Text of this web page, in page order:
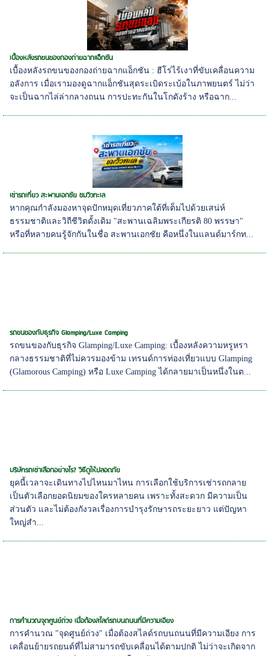
เบื้องหลังรถขนของกองถ่ายฉากแอ็กชัน
เบื้องหลังรถขนของกองถ่ายฉากแอ็กชัน : ฮีโร่ไร้เงาที่ขับเคลื่อนความ
อลังการ เมื่อเรามองดูฉากแอ็กชันสุดระเบิดระเบ้อในภาพยนตร์ ไม่ว่า
จะเป็นฉากไล่ล่ากลางถนน การปะทะกันในโกดังร้าง หรือฉาก...
เช่ารถเที่ยว สะพานเอกชัย ชมวิวทะเล
หากคุณกำลังมองหาจุดปักหมุดเที่ยวภาคใต้ที่เต็มไปด้วยเสน่ห์
ธรรมชาติและวิถีชีวิตดั้งเดิม "สะพานเฉลิมพระเกียรติ 80 พรรษา"
หรือที่หลายคนรู้จักกันในชื่อ สะพานเอกชัย คือหนึ่งในแลนด์มาร์กท...
รถขนของกับธุรกิจ Glamping/Luxe Camping
รถขนของกับธุรกิจ Glamping/Luxe Camping: เบื้องหลังความหรูหรา
กลางธรรมชาติที่ไม่ควรมองข้าม เทรนด์การท่องเที่ยวแบบ Glamping
(Glamorous Camping) หรือ Luxe Camping ได้กลายมาเป็นหนึ่งในต...
บริษัทรถเช่าเลือกอย่างไร? วิธีดูให้ปลอดภัย
ยุคนี้เวลาจะเดินทางไปไหนมาไหน การเลือกใช้บริการเช่ารถกลาย
เป็นตัวเลือกยอดนิยมของใครหลายคน เพราะทั้งสะดวก มีความเป็น
ส่วนตัว และไม่ต้องกังวลเรื่องการบำรุงรักษารถระยะยาว แต่ปัญหา
ใหญ่สำ...
การคำนวณจุดศูนย์ถ่วง เมื่อต้องสไลด์รถบนถนนที่มีความเอียง
การคำนวณ "จุดศูนย์ถ่วง" เมื่อต้องสไลด์รถบนถนนที่มีความเอียง การ
เคลื่อนย้ายรถยนต์ที่ไม่สามารถขับเคลื่อนได้ตามปกติ ไม่ว่าจะเกิดจาก